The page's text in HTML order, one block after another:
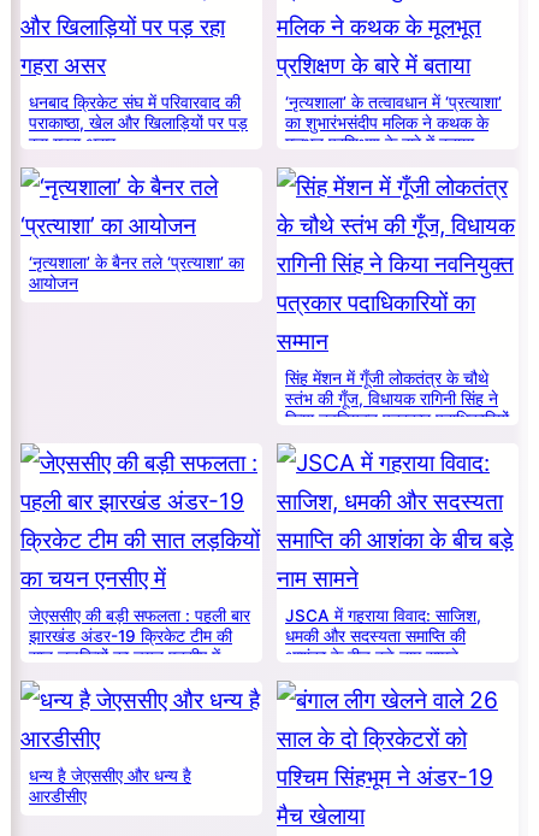
धनबाद क्रिकेट संघ में परिवारवाद की
पराकाष्ठा, खेल और खिलाड़ियों पर पड़
रहा गहरा असर
‘नृत्यशाला’ के तत्वावधान में ‘प्रत्याशा’
का शुभारंभसंदीप मलिक ने कथक के
मूलभूत प्रशिक्षण के बारे में बताया
‘नृत्यशाला’ के बैनर तले ‘प्रत्याशा’ का
आयोजन
सिंह मेंशन में गूँजी लोकतंत्र के चौथे
स्तंभ की गूँज, विधायक रागिनी सिंह ने
किया नवनियुक्त पत्रकार पदाधिकारियों
का सम्मान
जेएससीए की बड़ी सफलता : पहली बार
झारखंड अंडर-19 क्रिकेट टीम की
सात लड़कियों का चयन एनसीए में
JSCA में गहराया विवाद: साजिश,
धमकी और सदस्यता समाप्ति की
आशंका के बीच बड़े नाम सामने
धन्य है जेएससीए और धन्य है
आरडीसीए